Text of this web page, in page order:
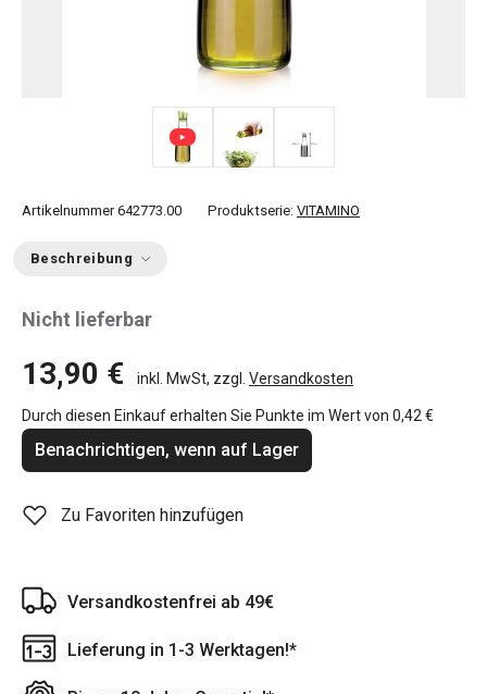
Artikelnummer 642773.00 Produktserie: VITAMINO
Beschreibung
Nicht lieferbar
13,90 € inkl. MwSt, zzgl. Versandkosten
Durch diesen Einkauf erhalten Sie Punkte im Wert von 0,42 €
Benachrichtigen, wenn auf Lager
Zu Favoriten hinzufügen
Versandkostenfrei ab 49€
Lieferung in 1-3 Werktagen!*